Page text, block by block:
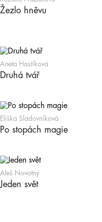
Žezlo hněvu
Aneta Hastíková
Druhá tvář
Eliška Sladovníková
Po stopách magie
Aleš Novotný
Jeden svět